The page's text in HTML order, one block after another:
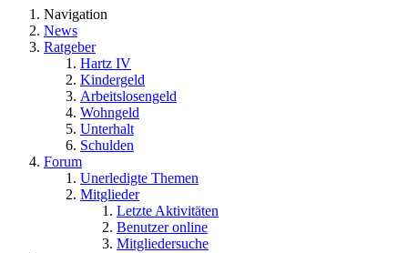
Navigation
News
Ratgeber
Hartz IV
Kindergeld
Arbeitslosengeld
Wohngeld
Unterhalt
Schulden
Forum
Unerledigte Themen
Mitglieder
Letzte Aktivitäten
Benutzer online
Mitgliedersuche